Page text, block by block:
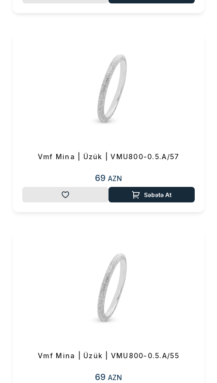
Vmf Mina | Üzük | VMU800-0.5.A/57
69 AZN
Səbətə At
Vmf Mina | Üzük | VMU800-0.5.A/55
69 AZN